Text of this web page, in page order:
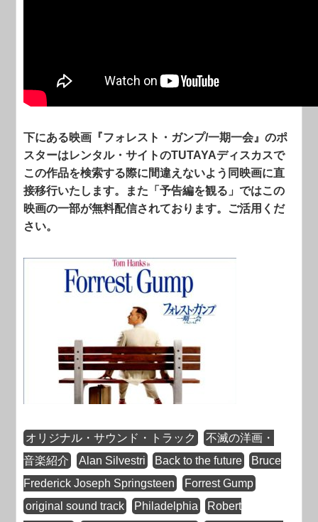
下にある映画『フォレスト・ガンプ/一期一会』のポ
スターはレンタル・サイトのTUTAYAディスカスで
この作品を検索する際に間違えないよう同映画に直
接移行いたします。また「予告編を観る」ではこの
映画の一部が無料配信されております。ご活用くだ
さい。
オリジナル・サウンド・トラック
不滅の洋画・
音楽紹介
Alan Silvestri Back to the future
Bruce
Frederick Joseph Springsteen
Forrest Gump
original sound track
Philadelphia
Robert